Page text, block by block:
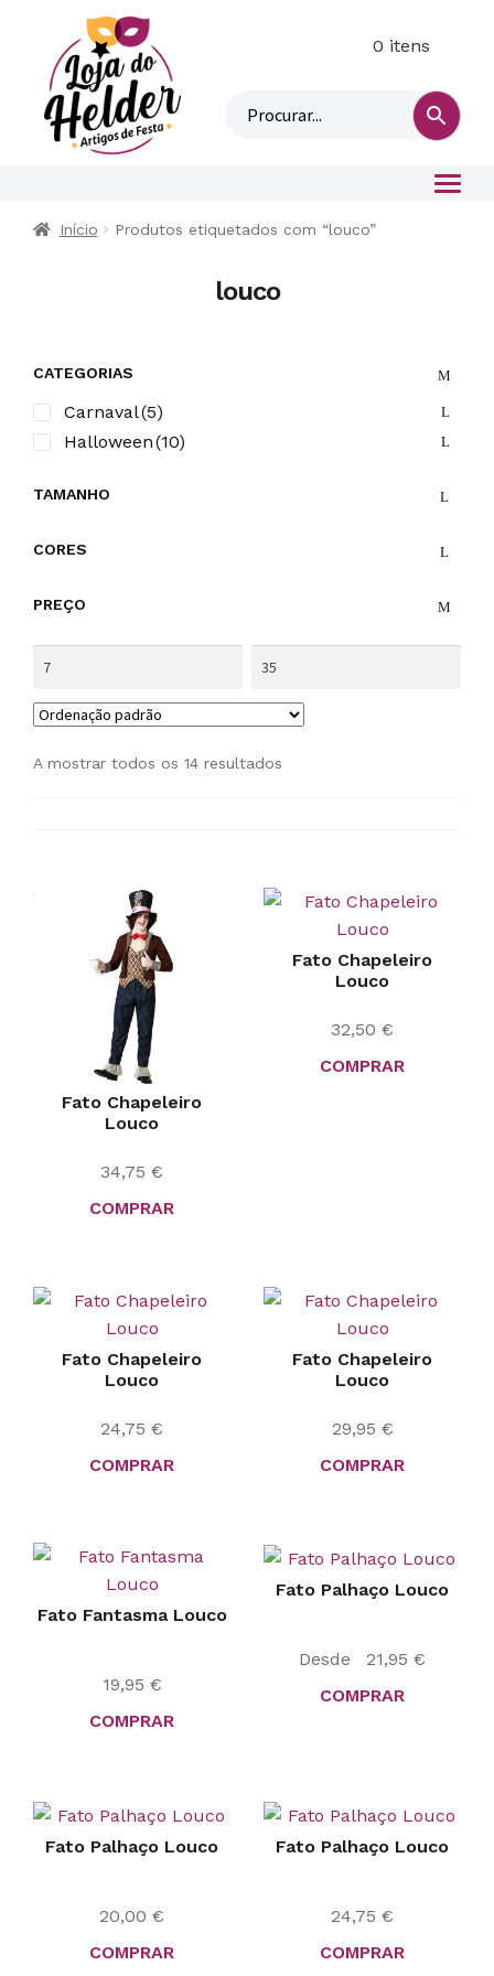
n
0 itens
Início Produtos etiquetados com “louco”
louco
CATEGORIAS
Carnaval(5)
Halloween(10)
TAMANHO
CORES
PREÇO
A mostrar todos os 14 resultados
Fato Chapeleiro
Louco
34,75 €
COMPRAR
Fato Chapeleiro
Louco
32,50 €
COMPRAR
Fato Chapeleiro
Louco
24,75 €
COMPRAR
Fato Chapeleiro
Louco
29,95 €
COMPRAR
Fato Fantasma Louco
19,95 €
COMPRAR
Fato Palhaço Louco
Desde 21,95€
COMPRAR
Fato Palhaço Louco
20,00 €
COMPRAR
Fato Palhaço Louco
24,75 €
COMPRAR